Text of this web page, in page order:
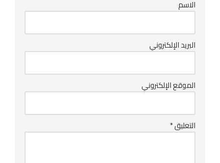
الاسم
البريد الإلكتروني
الموقع الإلكتروني
التعليق*